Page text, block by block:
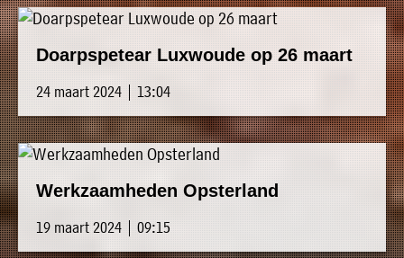
Doarpspetear Luxwoude op 26 maart
24 maart 2024 | 13:04
Werkzaamheden Opsterland
19 maart 2024 | 09:15